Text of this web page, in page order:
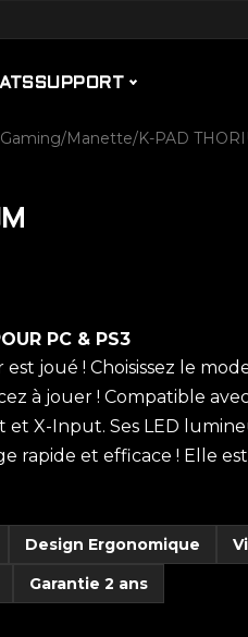
SUPPORT
/Manette/K-PAD
PC & PS3
joué ! Choisissez le
à jouer ! Compatible
X-Input. Ses LED
rapide et efficace ! Elle
Design Ergonomique
Garantie 2 ans